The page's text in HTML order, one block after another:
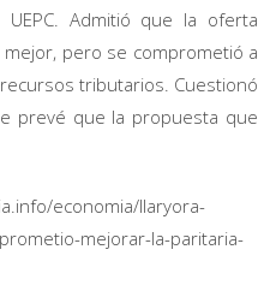
Admitió que la oferta
pero se comprometió a
tributarios. Cuestionó
prevé que la propuesta que
economia/llaryora-
mejorar-la-paritaria-